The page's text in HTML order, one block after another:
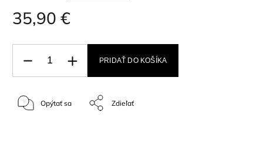
35,90 €
PRIDAŤ DO KOŠÍKA
Opýtať sa Zdieľať